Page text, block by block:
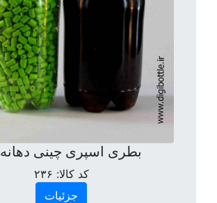
بطری اسپری چینی دهانه ۱۸
کد کالا: ۲۳۶
جزئیات